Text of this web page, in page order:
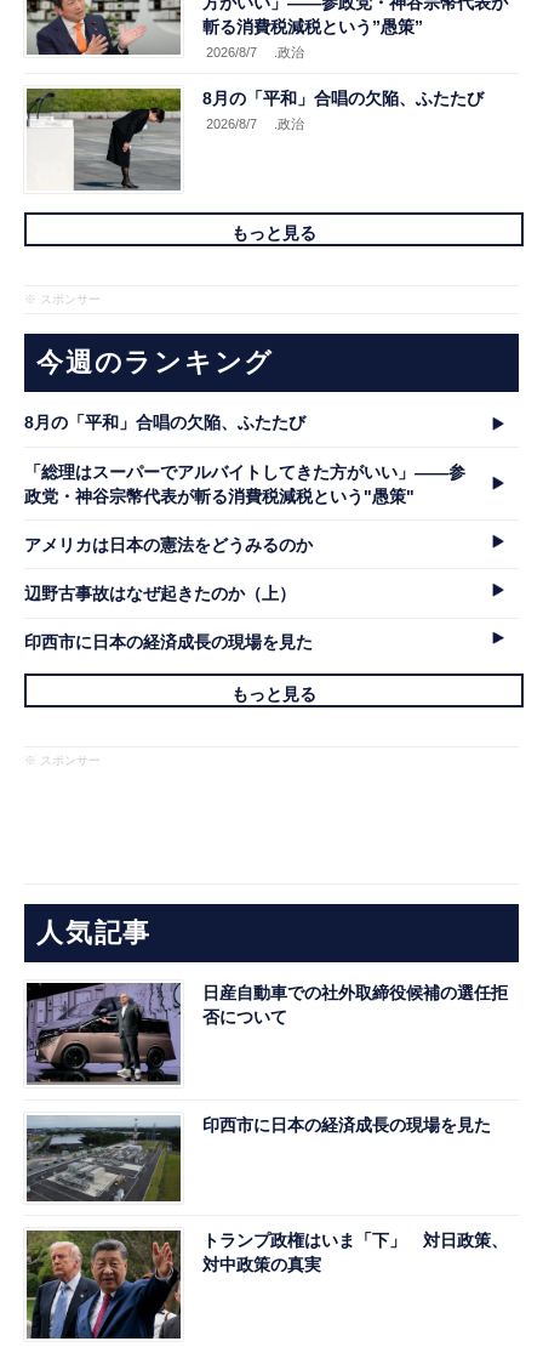
斬る消費税減税という”愚策”
2026/8/7 .政治
8月の「平和」合唱の欠陥、ふたたび
2026/8/7 .政治
もっと見る
※ スポンサー
今週のランキング
8月の「平和」合唱の欠陥、ふたたび
「総理はスーパーでアルバイトしてきた方がいい」――参
政党・神谷宗幣代表が斬る消費税減税という"愚策"
アメリカは日本の憲法をどうみるのか
辺野古事故はなぜ起きたのか（上）
印西市に日本の経済成長の現場を見た
もっと見る
※ スポンサー
人気記事
日産自動車での社外取締役候補の選任拒
否について
印西市に日本の経済成長の現場を見た
トランプ政権はいま「下」 対日政策、
対中政策の真実